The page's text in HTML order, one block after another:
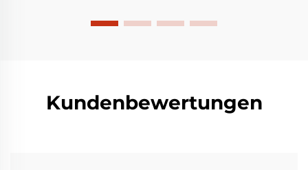
Kundenbewertungen